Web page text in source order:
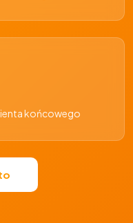
końcowego